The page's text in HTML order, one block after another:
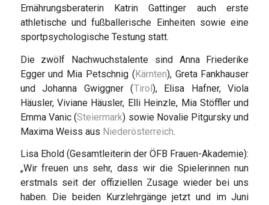
Ernährungsberaterin Katrin Gattinger auch erste
athletische und fußballerische Einheiten sowie eine
sportpsychologische Testung statt.
Die zwölf Nachwuchstalente sind Anna Friederike
Egger und Mia Petschnig (Kärnten), Greta Fankhauser
und Johanna Gwiggner (Tirol), Elisa Hafner, Viola
Häusler, Viviane Häusler, Elli Heinzle, Mia Stöffler und
Emma Vanic (Steiermark) sowie Novalie Pitgursky und
Maxima Weiss aus Niederösterreich.
Lisa Ehold (Gesamtleiterin der ÖFB Frauen-Akademie):
„Wir freuen uns sehr, dass wir die Spielerinnen nun
erstmals seit der offiziellen Zusage wieder bei uns
haben. Die beiden Kurzlehrgänge jetzt und im Juni